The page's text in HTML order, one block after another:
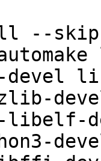
--
zlib-